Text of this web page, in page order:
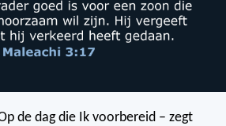
de dag die Ik voorbereid – zegt